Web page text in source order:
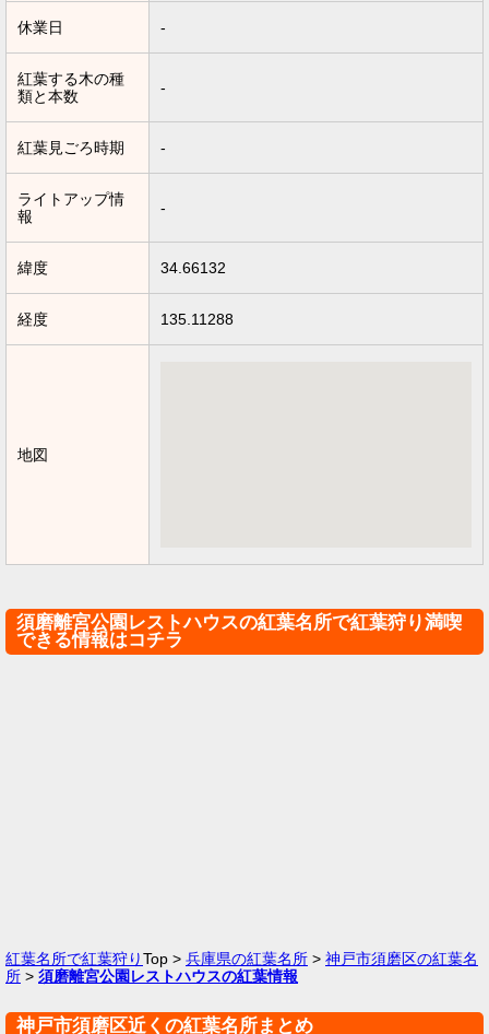
休業日 -
紅葉する木の種
類と本数
-
紅葉見ごろ時期 -
ライトアップ情
報
-
緯度 34.66132
経度 135.11288
地図
須磨離宮公園レストハウスの紅葉名所で紅葉狩り満喫
できる情報はコチラ
紅葉名所で紅葉狩りTop > 兵庫県の紅葉名所 > 神戸市須磨区の紅葉名
所 > 須磨離宮公園レストハウスの紅葉情報
神戸市須磨区近くの紅葉名所まとめ